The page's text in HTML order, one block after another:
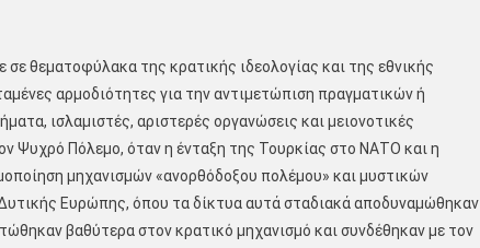
θεματοφύλακα της κρατικής ιδεολογίας και της εθνικής
αρμοδιότητες για την αντιμετώπιση πραγματικών ή
ισλαμιστές, αριστερές οργανώσεις και μειονοτικές
Ψυχρό Πόλεμο, όταν η ένταξη της Τουρκίας στο ΝΑΤΟ και η
μηχανισμών «ανορθόδοξου πολέμου» και μυστικών
Ευρώπης, όπου τα δίκτυα αυτά σταδιακά αποδυναμώθηκαν
βαθύτερα στον κρατικό μηχανισμό και συνδέθηκαν με τον